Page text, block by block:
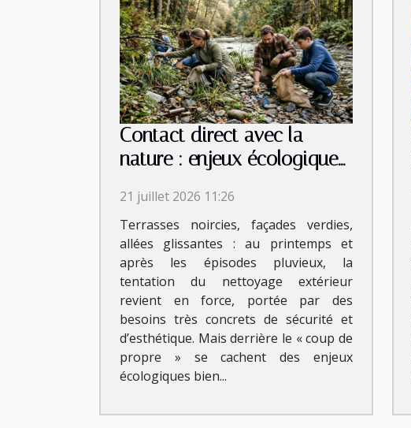
Contact direct avec la
nature : enjeux écologiques
21 juillet 2026 11:26
Terrasses noircies, façades verdies,
allées glissantes : au printemps et
après les épisodes pluvieux, la
tentation du nettoyage extérieur
revient en force, portée par des
besoins très concrets de sécurité et
d’esthétique. Mais derrière le « coup de
propre » se cachent des enjeux
écologiques bien...